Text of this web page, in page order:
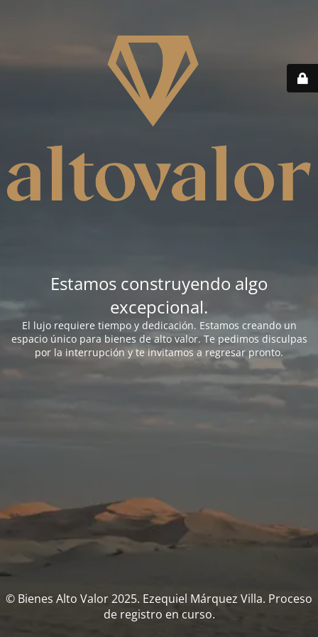
Estamos construyendo algo
excepcional.
El lujo requiere tiempo y dedicación. Estamos creando un
espacio único para bienes de alto valor. Te pedimos disculpas
por la interrupción y te invitamos a regresar pronto.
© Bienes Alto Valor 2025. Ezequiel Márquez Villa. Proceso
de registro en curso.